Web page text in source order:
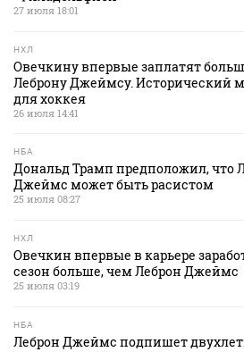
27 июля 18:01
НХЛ
Овечкину впервые заплатят
Леброну Джеймсу. Исторический
для хоккея
26 июля 14:41
НБА
Дональд Трамп предположил, что
Джеймс может быть расистом
25 июля 08:27
НХЛ
Овечкин впервые в карьере
сезон больше, чем Леброн Джеймс
25 июля 03:19
НБА
Леброн Джеймс подпишет